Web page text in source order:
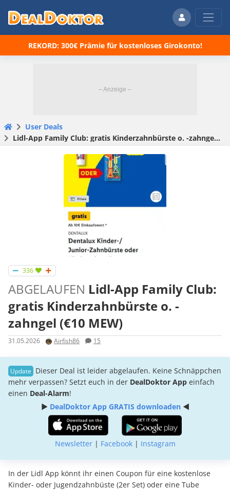
REKORD: 300€ Prämie für kostenloses Girokonto!
User Deals
Lidl-App Family Club: gratis Kinderzahnbürste o. -zahngel (€10 MEW)
336
ABGELAUFEN Lidl-App Family Club:
gratis Kinderzahnbürste o. -
zahngel (€10 MEW)
31.05.2026 Airfish86 15
Dieser Deal ist leider abgelaufen. Keine Schnäppchen
mehr verpassen? Setzt euch in der DealDoktor App einfach
einen Deal-Alarm!
► DealDoktor App GRATIS downloaden◄
Newsletter| Facebook| Instagram
In der Lidl App könnt ihr einen Coupon für eine kostenlose
Kinder- oder Jugendzahnbüste (2er Set) oder eine Tube